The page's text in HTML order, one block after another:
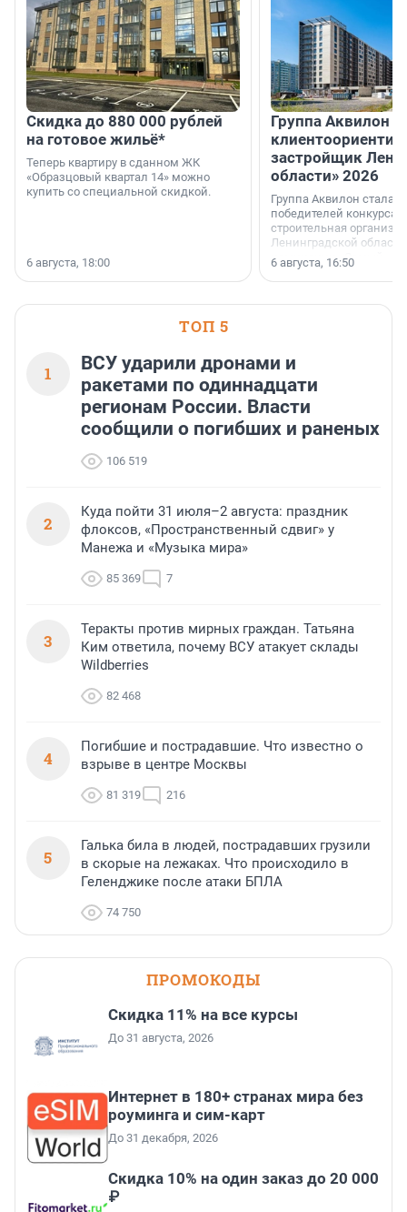
Скидка до 880 000 рублей
на готовое жильё*
Теперь квартиру в сданном ЖК
«Образцовый квартал 14» можно
купить со специальной скидкой.
6 августа, 18:00
Группа Аквилон
застройщик
области» 2026
Группа Аквилон стала
победителей конкурса
строительная
Ленинградской области
номинации «Самый
застройщик
области».
6 августа, 16:50
ТОП 5
1
ВСУ ударили дронами и
ракетами по одиннадцати
регионам России. Власти
сообщили о погибших и раненых
106 519
2
Куда пойти 31 июля–2 августа: праздник
флоксов, «Пространственный сдвиг» у
Манежа и «Музыка мира»
85 369 7
3
Теракты против мирных граждан. Татьяна
Ким ответила, почему ВСУ атакует склады
Wildberries
82 468
4
Погибшие и пострадавшие. Что известно о
взрыве в центре Москвы
81 319 216
5
Галька била в людей, пострадавших грузили
в скорые на лежаках. Что происходило в
Геленджике после атаки БПЛА
74 750
ПРОМОКОДЫ
Скидка 11% на все курсы
До 31 августа, 2026
Интернет в 180+ странах мира без
роуминга и сим-карт
До 31 декабря, 2026
Скидка 10% на один заказ до 20 000
₽